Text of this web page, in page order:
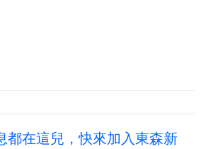
都在這兒，快來加入東森新